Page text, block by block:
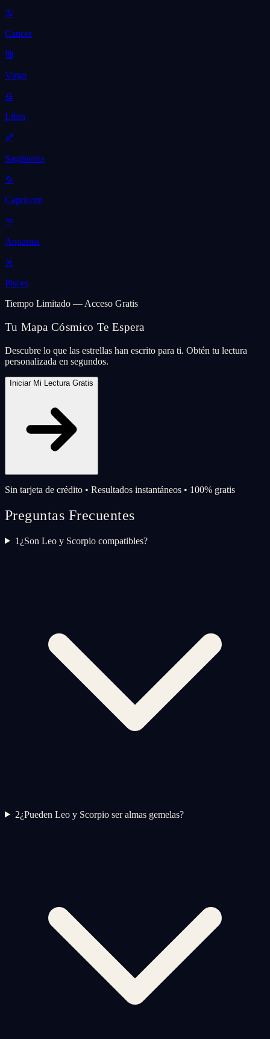
♋
Cancer
♍
Virgo
♎
Libra
♐
Sagittarius
♑
Capricorn
♒
Aquarius
♓
Pisces
Tiempo Limitado — Acceso Gratis
Tu Mapa Cósmico Te Espera
Descubre lo que las estrellas han escrito para ti. Obtén tu lectura
personalizada en segundos.
Iniciar Mi Lectura Gratis
Sin tarjeta de crédito • Resultados instantáneos • 100% gratis
Preguntas Frecuentes
1 ¿Son Leo y Scorpio compatibles?
2¿Pueden Leo y Scorpio ser almas gemelas?